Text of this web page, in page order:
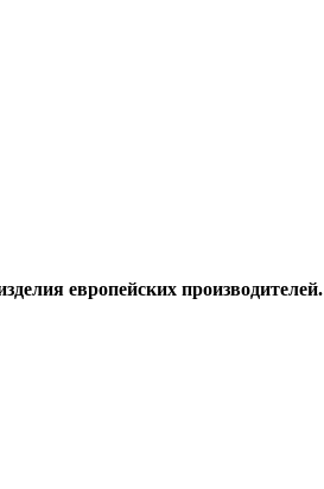
европейских производителей.